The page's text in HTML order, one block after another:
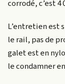
corrodé, c’est
L’entretien est
le rail, pas de
galet est en
le condamner